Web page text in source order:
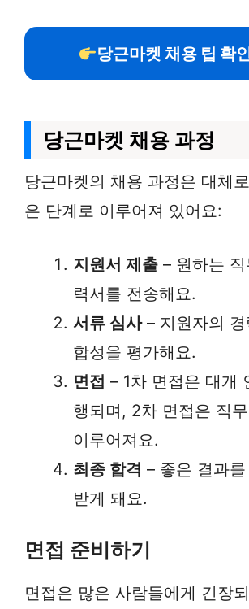
당근마켓 채용 팁 확
당근마켓 채용 과정
당근마켓의 채용 과정은 대체
은 단계로 이루어져 있어요:
지원서 제출 – 원하는
력서를 전송해요.
서류 심사– 지원자의 경
합성을 평가해요.
면접 – 1차 면접은 대개
행되며, 2차 면접은 직
이루어져요.
최종 합격 – 좋은 결과
받게 돼요.
면접 준비하기
면접은 많은 사람들에게 긴장